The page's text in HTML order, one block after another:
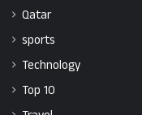
Qatar
sports
Technology
Top 10